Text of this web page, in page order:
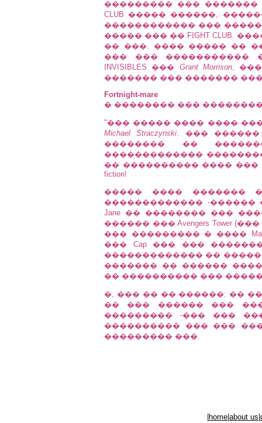
��������� ��� �������
CLUB ����� ������,
������������ ��� �����.
����� ��� �� FIGHT CLUB.
�� ���. ���� ����� ��
��� ��� �����������
INVISIBLES ��� Grant Morrison,
������� ��� �������
Fortnight-mare
� �������� ���
"��� ����� ���� ����
Michael Straczynski. ���
�������� ��
�������������
�� ���������� ���� ���
fiction!
����� ���� ������� ����
������������� -������
Jane �� �������� ���
������ ��� Avengers Tower
��� ��������� � ����
��� Cap ��� ���
������������� ��
������� �� ������
�� ���������� ���
�, ��� �� �� ������: ��
�� ��� ������ ���
��������� -��� ���
���������� ��� ���
��������� ���.
home about us